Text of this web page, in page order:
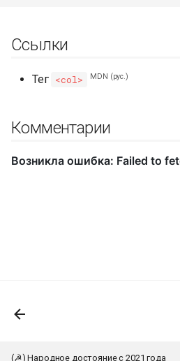
Ссылки
Тег <col> MDN (рус.)
Комментарии
(☭) Народное достояние с 2021 года